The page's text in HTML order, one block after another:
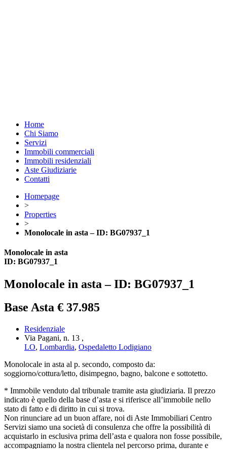
Home
Chi Siamo
Servizi
Immobili commerciali
Immobili residenziali
Aste Giudiziarie
Contatti
Homepage
>
Properties
>
Monolocale in asta – ID: BG07937_1
Monolocale in asta
ID: BG07937_1
Monolocale in asta – ID: BG07937_1
Base Asta € 37.985
Residenziale
Via Pagani, n. 13 ,
LO, Lombardia, Ospedaletto Lodigiano
Monolocale in asta al p. secondo, composto da:
soggiorno/cottura/letto, disimpegno, bagno, balcone e sottotetto.
* Immobile venduto dal tribunale tramite asta giudiziaria. Il prezzo
indicato è quello della base d’asta e si riferisce all’immobile nello
stato di fatto e di diritto in cui si trova.
Non rinunciare ad un buon affare, noi di Aste Immobiliari Centro
Servizi siamo una società di consulenza che offre la possibilità di
acquistarlo in esclusiva prima dell’asta e qualora non fosse possibile,
accompagniamo la nostra clientela nel percorso prima, durante e